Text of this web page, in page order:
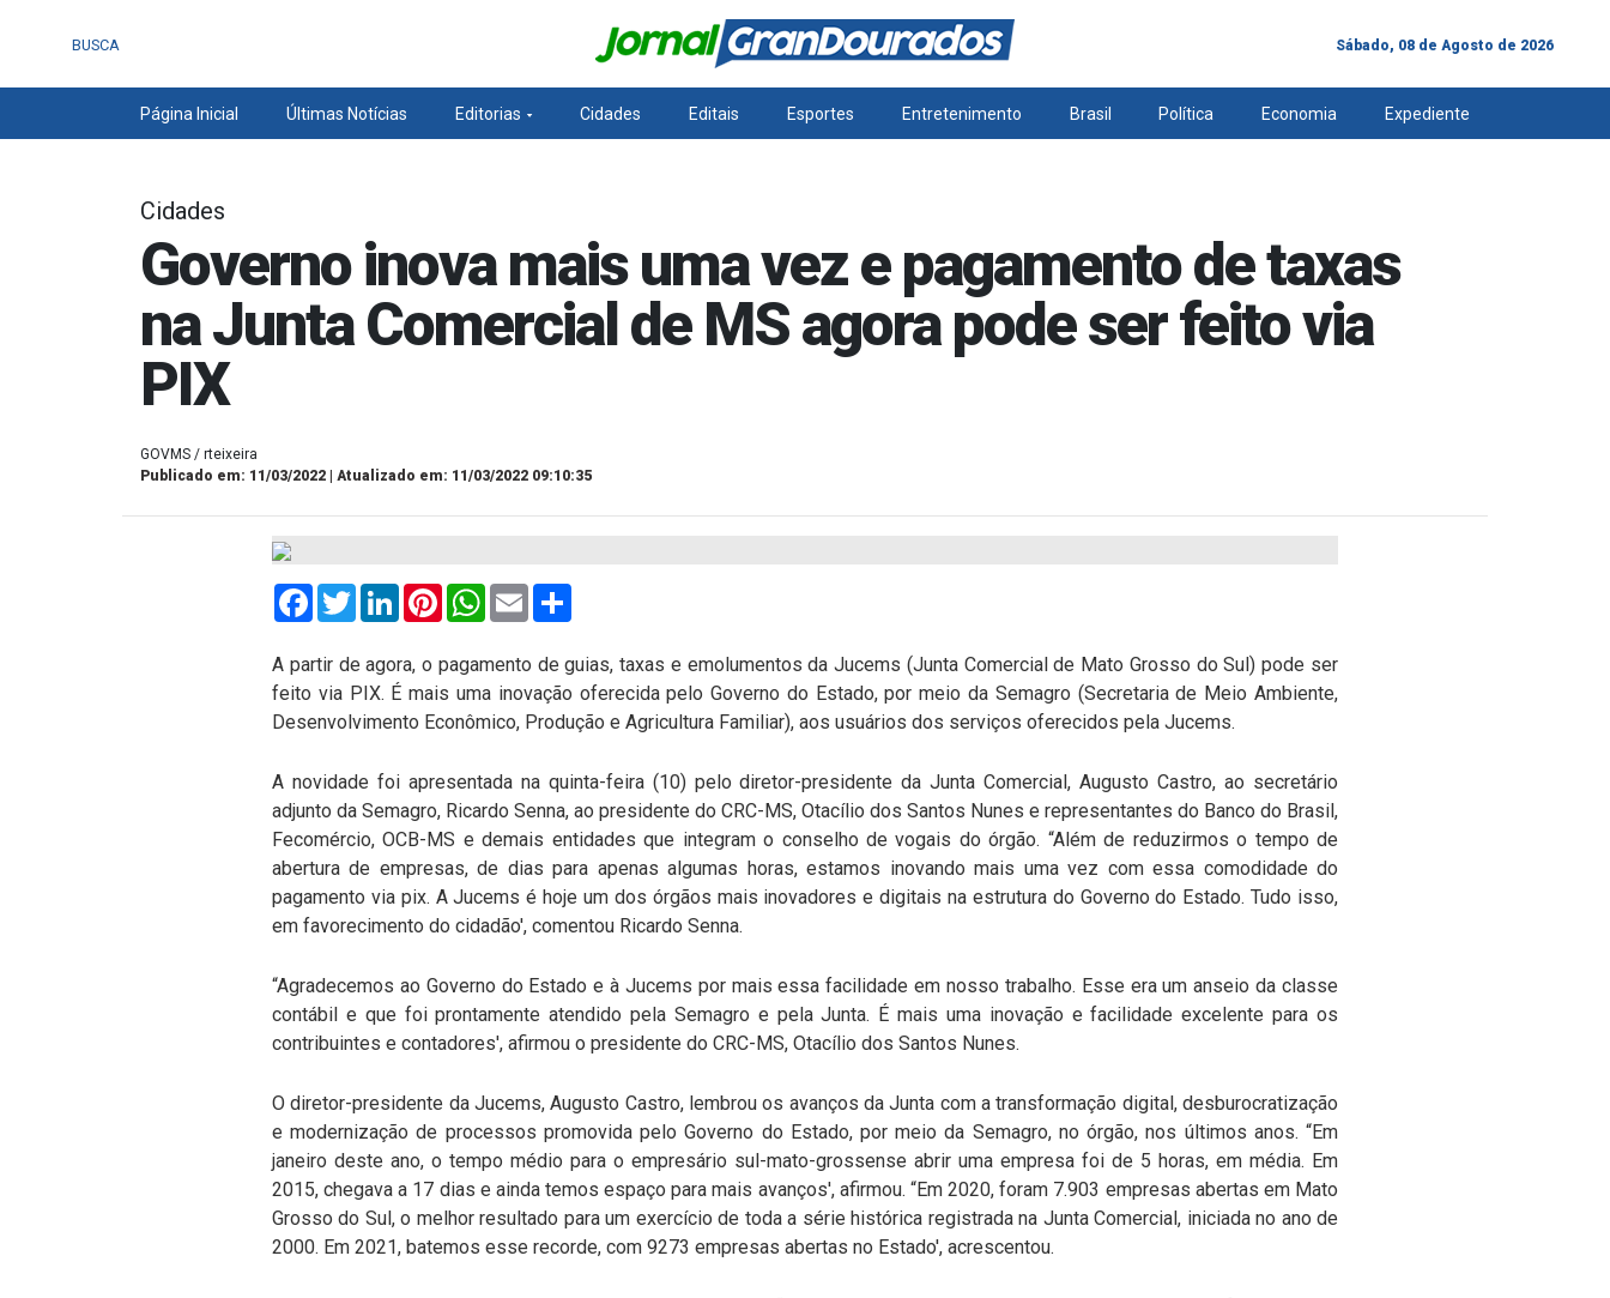
BUSCA Sábado, 08 de Agosto de 2026
Página Inicial Últimas Notícias Editorias Cidades Editais Esportes Entretenimento Brasil Política Economia Expediente
Cidades
Governo inova mais uma vez e pagamento de taxas
na Junta Comercial de MS agora pode ser feito via
PIX
GOVMS / rteixeira
Publicado em: 11/03/2022 | Atualizado em: 11/03/2022 09:10:35
FacebookTwitterLinkedInPinterestWhatsApp
Email
A partir de agora, o pagamento de guias, taxas e emolumentos da Jucems (Junta Comercial de Mato Grosso do Sul) pode ser
feito via PIX. É mais uma inovação oferecida pelo Governo do Estado, por meio da Semagro (Secretaria de Meio Ambiente,
Desenvolvimento Econômico, Produção e Agricultura Familiar), aos usuários dos serviços oferecidos pela Jucems.
A novidade foi apresentada na quinta-feira (10) pelo diretor-presidente da Junta Comercial, Augusto Castro, ao secretário
adjunto da Semagro, Ricardo Senna, ao presidente do CRC-MS, Otacílio dos Santos Nunes e representantes do Banco do Brasil,
Fecomércio, OCB-MS e demais entidades que integram o conselho de vogais do órgão. “Além de reduzirmos o tempo de
abertura de empresas, de dias para apenas algumas horas, estamos inovando mais uma vez com essa comodidade do
pagamento via pix. A Jucems é hoje um dos órgãos mais inovadores e digitais na estrutura do Governo do Estado. Tudo isso,
em favorecimento do cidadão', comentou Ricardo Senna.
“Agradecemos ao Governo do Estado e à Jucems por mais essa facilidade em nosso trabalho. Esse era um anseio da classe
contábil e que foi prontamente atendido pela Semagro e pela Junta. É mais uma inovação e facilidade excelente para os
contribuintes e contadores', afirmou o presidente do CRC-MS, Otacílio dos Santos Nunes.
O diretor-presidente da Jucems, Augusto Castro, lembrou os avanços da Junta com a transformação digital, desburocratização
e modernização de processos promovida pelo Governo do Estado, por meio da Semagro, no órgão, nos últimos anos. “Em
janeiro deste ano, o tempo médio para o empresário sul-mato-grossense abrir uma empresa foi de 5 horas, em média. Em
2015, chegava a 17 dias e ainda temos espaço para mais avanços', afirmou. “Em 2020, foram 7.903 empresas abertas em Mato
Grosso do Sul, o melhor resultado para um exercício de toda a série histórica registrada na Junta Comercial, iniciada no ano de
2000. Em 2021, batemos esse recorde, com 9273 empresas abertas no Estado', acrescentou.